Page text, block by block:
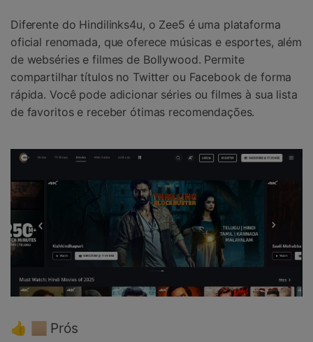
Diferente do Hindilinks4u, o Zee5 é uma plataforma
oficial renomada, que oferece músicas e esportes, além
de webséries e filmes de Bollywood. Permite
compartilhar títulos no Twitter ou Facebook de forma
rápida. Você pode adicionar séries ou filmes à sua lista
de favoritos e receber ótimas recomendações.
👍 🏼 Prós